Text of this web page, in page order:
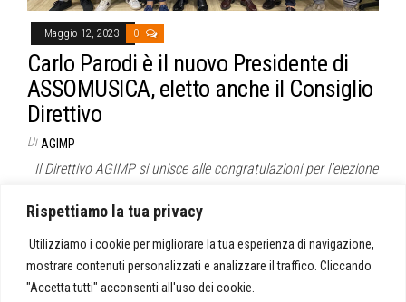
Rispettiamo la tua privacy
Utilizziamo i cookie per migliorare la tua esperienza di navigazione,
mostrare contenuti personalizzati e analizzare il traffico. Cliccando
"Accetta tutti" acconsenti all'uso dei cookie.
Maggio 12, 2023 0
Carlo Parodi è il nuovo Presidente di
ASSOMUSICA, eletto anche il Consiglio
Direttivo
Di AGIMP
Il Direttivo AGIMP si unisce alle congratulazioni per l’elezione
congratulazioni che…
Proudly powered byWordPress |Tema: